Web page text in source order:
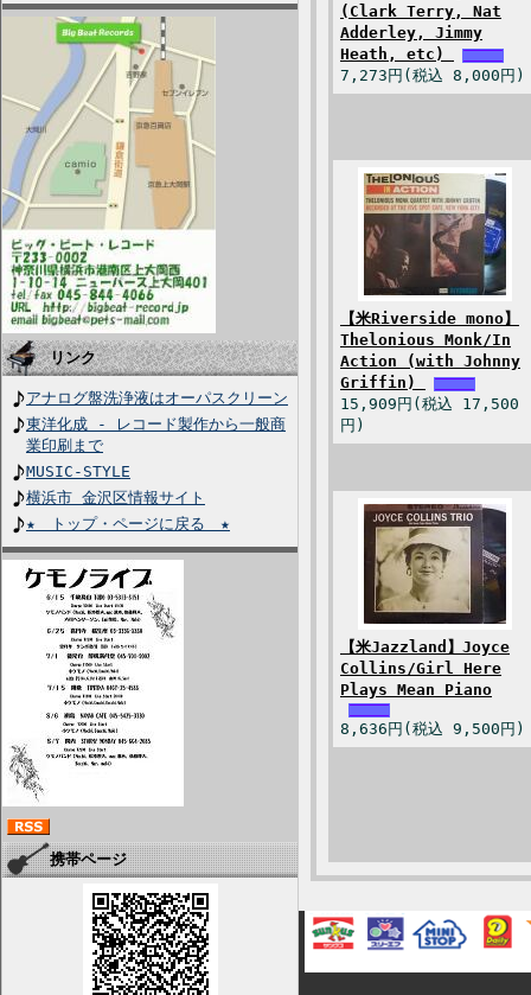
リンク
アナログ盤洗浄液はオーパスクリーン
東洋化成 - レコード製作から一般商
業印刷まで
MUSIC-STYLE
横浜市 金沢区情報サイト
★ トップ・ページに戻る ★
携帯ページ
(Clark Terry, Nat
Adderley, Jimmy
Heath, etc)
7,273円(税込 8,000円)
【米Riverside mono】
Thelonious Monk/In
Action (with Johnny
Griffin)
15,909円(税込 17,500
円)
【米Jazzland】Joyce
Collins/Girl Here
Plays Mean Piano
8,636円(税込 9,500円)